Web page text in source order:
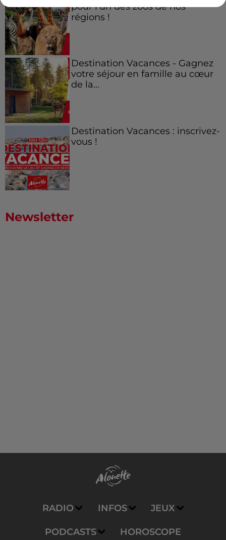
pour l'un des zoos de nos
régions !
Destination Vacances - Gagnez
votre séjour en famille au cœur
de la...
Destination Vacances : inscrivez-
vous !
Newsletter
RADIO INFOS JEUX
PODCASTS HOROSCOPE